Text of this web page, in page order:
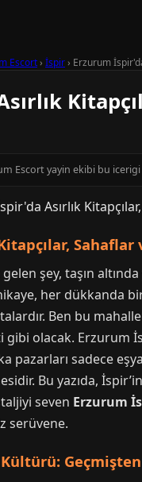
Escort› İspir› Erzurum
Escort yayin ekibi bu
şey, taşın
her dükkanda
Ben bu
olacak. Erzurum
pazarları sadece
Bu yazıda,
seven Erzurum
serüvene.